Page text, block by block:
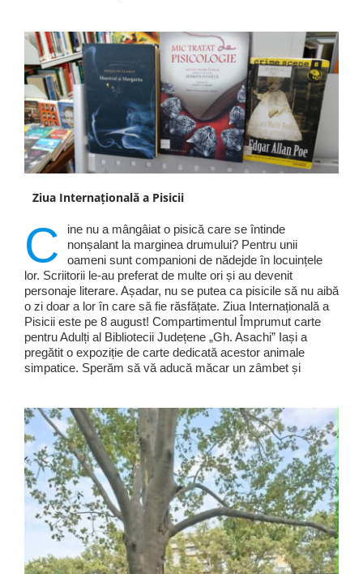
Ziua Internațională a Pisicii
C
ine nu a mângâiat o pisică care se întinde
nonșalant la marginea drumului? Pentru unii
oameni sunt companioni de nădejde în locuințele
lor. Scriitorii le-au preferat de multe ori și au devenit
personaje literare. Așadar, nu se putea ca pisicile să nu aibă
o zi doar a lor în care să fie răsfățate. Ziua Internațională a
Pisicii este pe 8 august! Compartimentul Împrumut carte
pentru Adulți al Bibliotecii Județene „Gh. Asachi” Iași a
pregătit o expoziție de carte dedicată acestor animale
simpatice. Sperăm să vă aducă măcar un zâmbet și